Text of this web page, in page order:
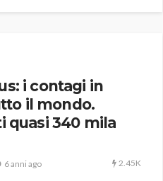
i contagi in
il mondo.
quasi 340 mila
6 anni ago 2.45K